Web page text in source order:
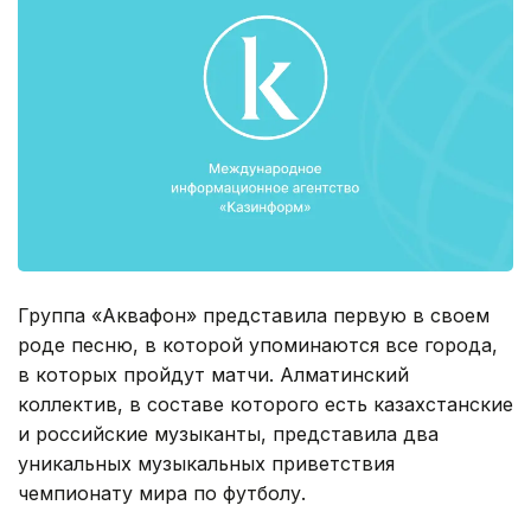
Группа «Аквафон» представила первую в своем
роде песню, в которой упоминаются все города,
в которых пройдут матчи. Алматинский
коллектив, в составе которого есть казахстанские
и российские музыканты, представила два
уникальных музыкальных приветствия
чемпионату мира по футболу.